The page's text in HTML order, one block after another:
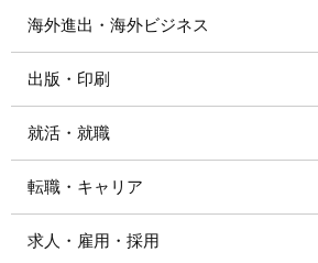
海外進出・海外ビジネス
出版・印刷
就活・就職
転職・キャリア
求人・雇用・採用